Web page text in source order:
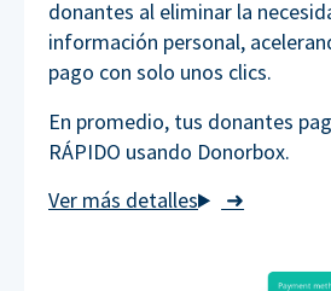
➜
donantes al eliminar la
información personal,
pago con solo unos clics.
En promedio, tus donantes
RÁPIDO usando Donorbox.